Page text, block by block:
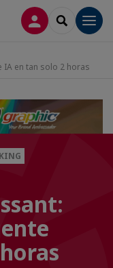
CONNEXION
IA en tan solo 2 horas